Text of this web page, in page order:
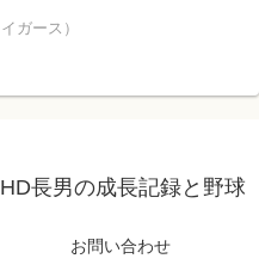
ガース）
長男の成長記録と野球
お問い合わせ